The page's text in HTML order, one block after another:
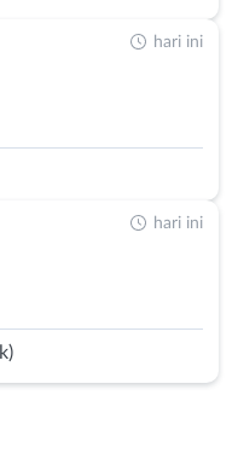
hari ini
hari ini